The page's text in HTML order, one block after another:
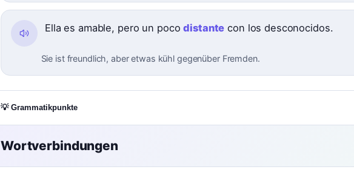
Ella es amable, pero un pocodistante con los desconocidos.
Sie ist freundlich, aber etwas kühl gegenüber Fremden.
💡 Grammatikpunkte
Wortverbindungen